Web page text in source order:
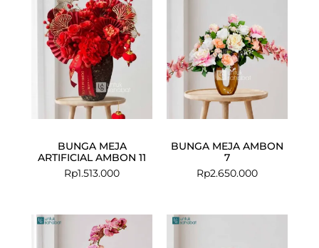
BUNGA MEJA
ARTIFICIAL AMBON 11
Rp1.513.000
BUNGA MEJA AMBON
7
Rp2.650.000